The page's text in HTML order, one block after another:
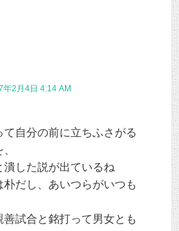
年2月4日 4:14 AM
自分の前に立ちふさがる
した説が出ているね
朴だし、あいつらがいつも
試合と銘打って男女とも